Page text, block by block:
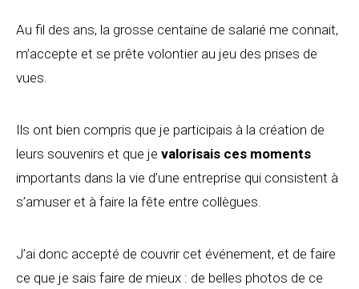
Au fil des ans, la grosse centaine de salarié me connait,
m’accepte et se prête volontier au jeu des prises de
vues.
Ils ont bien compris que je participais à la création de
leurs souvenirs et que je valorisais ces moments
importants dans la vie d’une entreprise qui consistent à
s’amuser et à faire la fête entre collègues.
J’ai donc accepté de couvrir cet événement, et de faire
ce que je sais faire de mieux : de belles photos de ce